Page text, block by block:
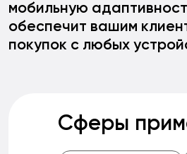
мобильную
обеспечит вашим
покупок с любых
Сферы